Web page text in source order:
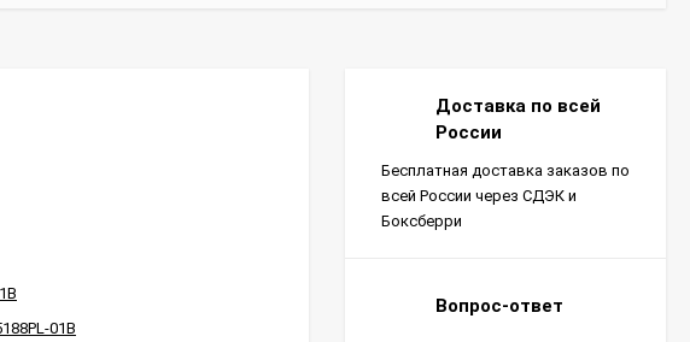
01B
Доставка по всей
России
Бесплатная доставка заказов по
всей России через СДЭК и
Боксберри
Вопрос-ответ